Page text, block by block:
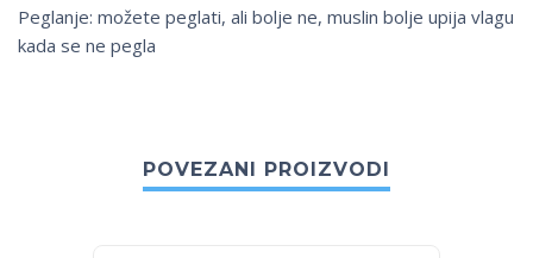
Peglanje: možete peglati, ali bolje ne, muslin bolje upija vlagu
kada se ne pegla
POVEZANI PROIZVODI